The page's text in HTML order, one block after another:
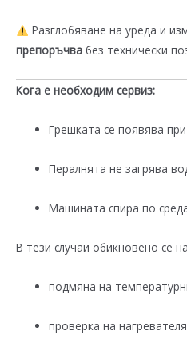
Разглобяване на уреда и
препоръчва без технически
Кога е необходим сервиз:
Грешката се появява при
Пералнята не загрява
Машината спира по
В тези случаи обикновено се
подмяна на
проверка на нагревателя